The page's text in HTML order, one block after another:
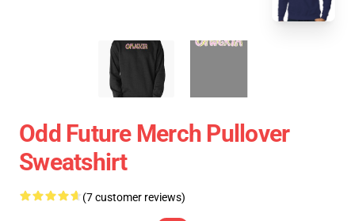
Odd Future Merch Pullover
Sweatshirt
(7 customer reviews)